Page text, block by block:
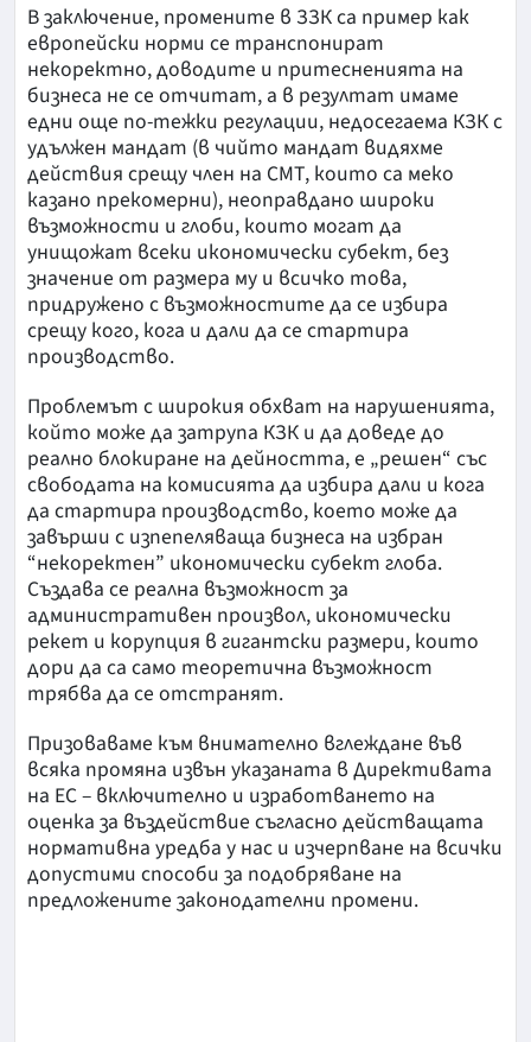
В заключение, промените в ЗЗК са пример как
европейски норми се транспонират
некоректно, доводите и притесненията на
бизнеса не се отчитат, а в резултат имаме
едни още по-тежки регулации, недосегаема КЗК с
удължен мандат (в чийто мандат видяхме
действия срещу член на СМТ, които са меко
казано прекомерни), неоправдано широки
възможности и глоби, които могат да
унищожат всеки икономически субект, без
значение от размера му и всичко това,
придружено с възможностите да се избира
срещу кого, кога и дали да се стартира
производство.
Проблемът с широкия обхват на нарушенията,
който може да затрупа КЗК и да доведе до
реално блокиране на дейността, е „решен“ със
свободата на комисията да избира дали и кога
да стартира производство, което може да
завърши с изпепеляваща бизнеса на избран
“некоректен” икономически субект глоба.
Създава се реална възможност за
административен произвол, икономически
рекет и корупция в гигантски размери, които
дори да са само теоретична възможност
трябва да се отстранят.
Призоваваме към внимателно вглеждане във
всяка промяна извън указаната в Директивата
на ЕС – включително и изработването на
оценка за въздействие съгласно действащата
нормативна уредба у нас и изчерпване на всички
допустими способи за подобряване на
предложените законодателни промени.